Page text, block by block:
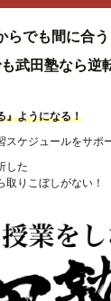
らでも間に合う
武田塾なら逆
』ようになる！
スケジュールをサポ
した
取りこぼしがない！